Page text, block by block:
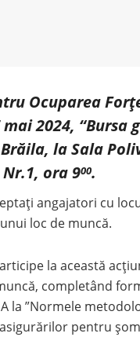
Ocuparea
2024, “Bursa
la Sala
ora 900.
angajatori cu
loc de muncă.
la această
completând
la ”Normele
pentru